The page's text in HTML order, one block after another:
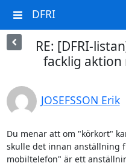
DFRI
RE: [DFRI-
facklig
JOSEFSSON Erik
Du menar att om "körkort"
skulle det innan anställning
mobiltelefon" är ett